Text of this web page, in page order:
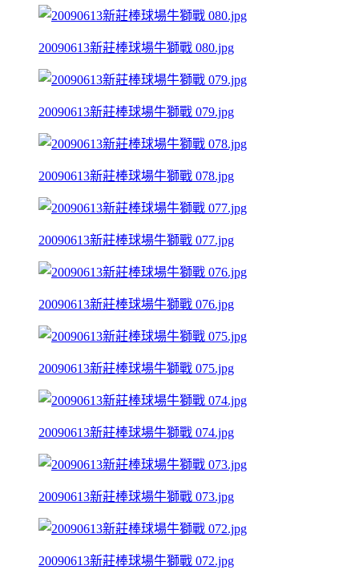
20090613新莊棒球場牛獅戰 080.jpg
20090613新莊棒球場牛獅戰 079.jpg
20090613新莊棒球場牛獅戰 078.jpg
20090613新莊棒球場牛獅戰 077.jpg
20090613新莊棒球場牛獅戰 076.jpg
20090613新莊棒球場牛獅戰 075.jpg
20090613新莊棒球場牛獅戰 074.jpg
20090613新莊棒球場牛獅戰 073.jpg
20090613新莊棒球場牛獅戰 072.jpg